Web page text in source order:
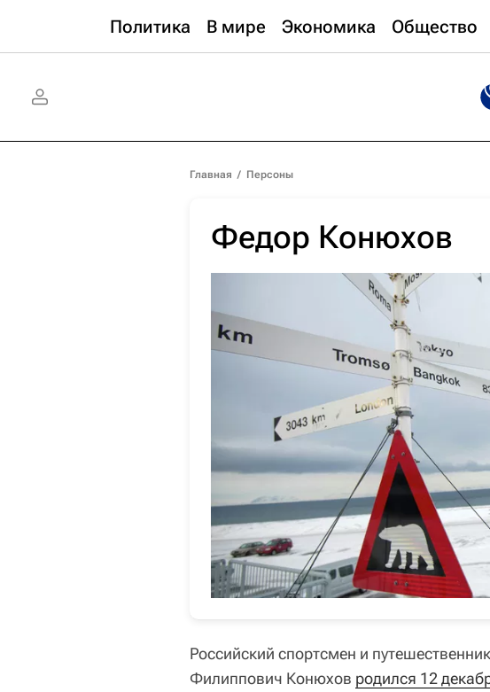
Политика В мире Экономика Общество
Главная / Персоны
Федор Конюхов
Российский спортсмен и
Филиппович Конюхов родился 12